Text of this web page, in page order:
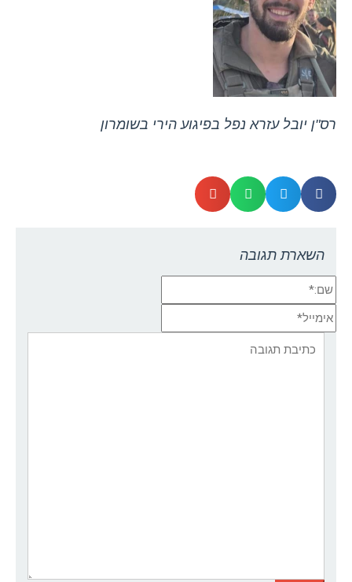
רס"ן יובל עזרא נפל בפיגוע הירי בשומרון
השארת תגובה
שם:*
אימייל*
אתר:תגובה